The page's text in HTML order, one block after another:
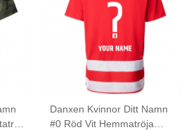
Danxen Kvinnor Ditt Namn
#0 Röd Vit Hemmatröja